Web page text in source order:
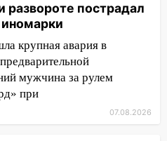
уверовала в
фирмы
налогов на 48
развороте пострадал
крупная авария в
мужчина за рулем
при
07.08.2026